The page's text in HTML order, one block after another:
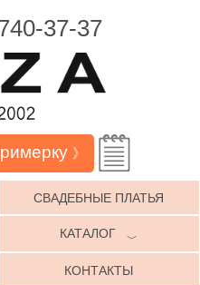
37-37
》
СВАДЕБНЫЕ ПЛАТЬЯ
КАТАЛОГ ﹀
КОНТАКТЫ